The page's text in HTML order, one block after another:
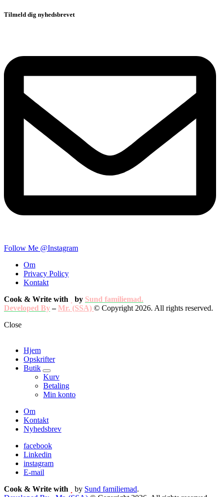
Tilmeld dig nyhedsbrevet
Follow Me @Instagram
Om
Privacy Policy
Kontakt
Cook & Write with
by Sund familiemad.
Developed By–Mr. (SSA) © Copyright 2026. All rights reserved.
Close
Hjem
Opskrifter
Butik
expand
child
menu
Kurv
Betaling
Min konto
Om
Kontakt
Nyhedsbrev
facebook
Linkedin
instagram
E-mail
Cook & Write with
by Sund familiemad.